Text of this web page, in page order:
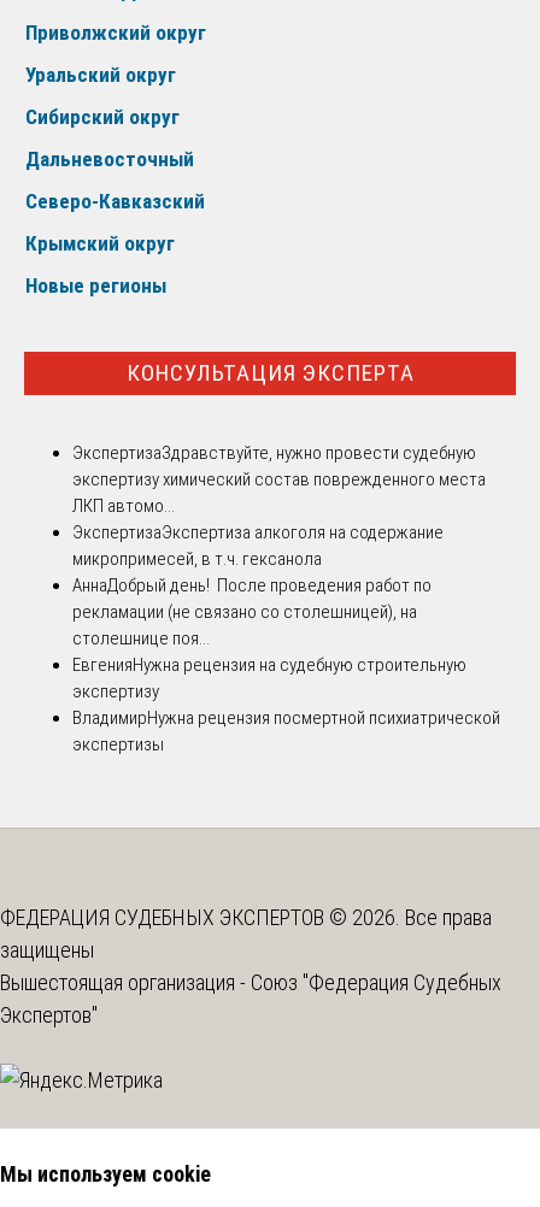
Приволжский округ
Уральский округ
Сибирский округ
Дальневосточный
Северо-Кавказский
Крымский округ
Новые регионы
КОНСУЛЬТАЦИЯ ЭКСПЕРТА
ЭкспертизаЗдравствуйте, нужно провести судебную
экспертизу химический состав поврежденного места
ЛКП автомо...
ЭкспертизаЭкспертиза алкоголя на содержание
микропримесей, в т.ч. гексанола
АннаДобрый день! После проведения работ по
рекламации (не связано со столешницей), на
столешнице поя...
ЕвгенияНужна рецензия на судебную строительную
экспертизу
ВладимирНужна рецензия посмертной психиатрической
экспертизы
ФЕДЕРАЦИЯ СУДЕБНЫХ ЭКСПЕРТОВ © 2026. Все права
защищены
Вышестоящая организация - Союз "Федерация Судебных
Экспертов"
Мы используем cookie